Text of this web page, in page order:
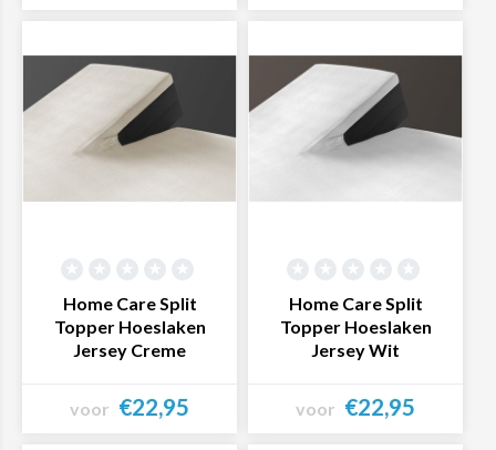
Home Care Split
Topper Hoeslaken
Jersey Creme
voor €22,95
Home Care Split
Topper Hoeslaken
Jersey Wit
voor €22,95